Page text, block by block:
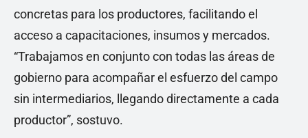
concretas para los productores, facilitando el
acceso a capacitaciones, insumos y mercados.
“Trabajamos en conjunto con todas las áreas de
gobierno para acompañar el esfuerzo del campo
sin intermediarios, llegando directamente a cada
productor”, sostuvo.